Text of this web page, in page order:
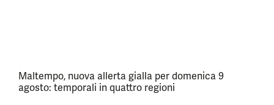
Maltempo, nuova allerta gialla per domenica 9
agosto: temporali in quattro regioni